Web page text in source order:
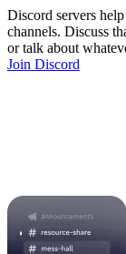
Discord servers
channels. Discuss
or talk about
Join Discord